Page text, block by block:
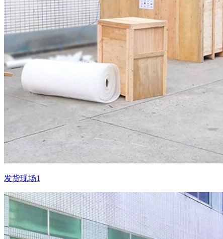
发货现场1